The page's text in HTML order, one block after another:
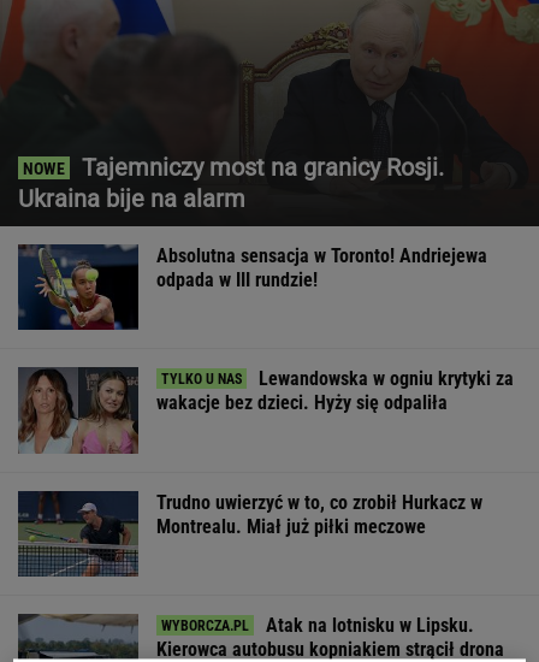
Tajemniczy most na granicy Rosji.
Ukraina bije na alarm
Absolutna sensacja w Toronto! Andriejewa
odpada w III rundzie!
Lewandowska w ogniu krytyki za
wakacje bez dzieci. Hyży się odpaliła
Trudno uwierzyć w to, co zrobił Hurkacz w
Montrealu. Miał już piłki meczowe
Atak na lotnisku w Lipsku.
Kierowca autobusu kopniakiem strącił drona